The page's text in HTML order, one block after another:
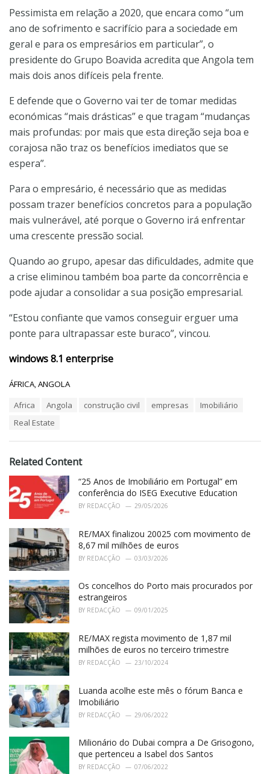
Pessimista em relação a 2020, que encara como “um
ano de sofrimento e sacrifício para a sociedade em
geral e para os empresários em particular”, o
presidente do Grupo Boavida acredita que Angola tem
mais dois anos difíceis pela frente.
E defende que o Governo vai ter de tomar medidas
económicas “mais drásticas” e que tragam “mudanças
mais profundas: por mais que esta direção seja boa e
corajosa não traz os benefícios imediatos que se
espera”.
Para o empresário, é necessário que as medidas
possam trazer benefícios concretos para a população
mais vulnerável, até porque o Governo irá enfrentar
uma crescente pressão social.
Quando ao grupo, apesar das dificuldades, admite que
a crise eliminou também boa parte da concorrência e
pode ajudar a consolidar a sua posição empresarial.
“Estou confiante que vamos conseguir erguer uma
ponte para ultrapassar este buraco”, vincou.
windows 8.1 enterprise
C
i
:
ÁFRICA,ANGOLA
Africa Angola construção civil empresas
Imobiliário
Real Estate
Related Content
“25 Anos de Imobiliário em Portugal” em
conferência do ISEG Executive Education
BY REDACÇÃO 29/05/2026
RE/MAX finalizou 20025 com movimento de
8,67 mil milhões de euros
BY REDACÇÃO 03/03/2026
Os concelhos do Porto mais procurados por
estrangeiros
BY REDACÇÃO 09/01/2025
RE/MAX regista movimento de 1,87 mil
milhões de euros no terceiro trimestre
BY REDACÇÃO 23/10/2024
Luanda acolhe este mês o fórum Banca e
Imobiliário
BY REDACÇÃO 29/06/2022
Milionário do Dubai compra a De Grisogono,
que pertenceu a Isabel dos Santos
BY REDACÇÃO 07/06/2022